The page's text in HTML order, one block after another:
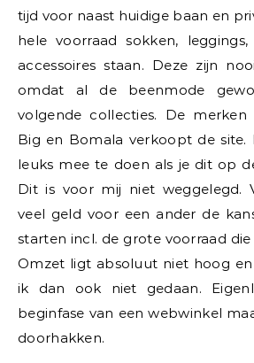
tijd voor naast huidige baan en
hele voorraad sokken,
accessoires staan. Deze zijn
omdat al de beenmode
volgende collecties. De
Big en Bomala verkoopt de site.
leuks mee te doen als je dit op
Dit is voor mij niet weggelegd.
veel geld voor een ander de
starten incl. de grote voorraad
Omzet ligt absoluut niet hoog
ik dan ook niet gedaan.
beginfase van een webwinkel
doorhakken.